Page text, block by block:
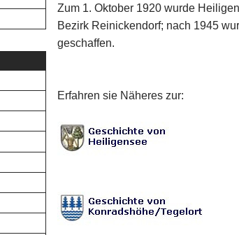
Zum 1. Oktober 1920 wurde
Bezirk Reinickendorf; nach 1945
geschaffen.
Erfahren sie Näheres zur: